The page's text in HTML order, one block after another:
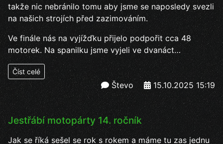
takže nic nebránilo tomu aby jsme se naposledy svezli
na našich strojích před zazimováním.
Ve finále nás na vyjížďku přijelo podpořit cca 48
motorek. Na spanilku jsme vyjeli ve dvanáct…
Číst celé
Števo 15.10.2025 15:19
Jestřábí motopárty 14. ročník
Jak se říká sešel se rok s rokem a máme tu zas jednu